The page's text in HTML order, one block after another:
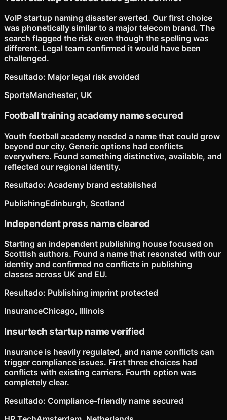
VoIP startup naming disaster averted. Our first choice
was phonetically similar to a major telecom brand. The
search flagged the risk even though the spelling was
different. Legal team confirmed it would have been
challenged.
Resultado: Major legal risk avoided
SportsManchester, UK
Football training academy name secured
Youth football academy needed a name that could grow
beyond our city. Generic options had conflicts
everywhere. Found something distinctive, available, and
reflected our regional identity.
Resultado: Academy brand established
PublishingEdinburgh, Scotland
Independent press name cleared
Starting an independent publishing house focused on
Scottish authors. Found a name that resonated with our
identity and confirmed no conflicts in publishing
classes across UK and EU.
Resultado: Publishing imprint protected
InsuranceChicago, Illinois
Insurtech startup name verified
Insurance is heavily regulated, and name conflicts can
trigger compliance issues. First three choices had
conflicts with existing carriers. Fourth option was
completely clear.
Resultado: Compliance-friendly name secured